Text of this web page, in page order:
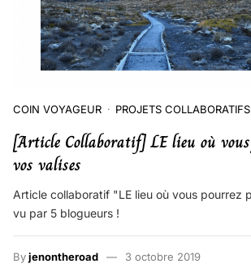
COIN VOYAGEUR PROJETS COLLABORATIFS
[Article Collaboratif] LE lieu où
vos valises
Article collaboratif "LE lieu où vous pourrez
vu par 5 blogueurs !
Byjenontheroad 3 octobre 2019